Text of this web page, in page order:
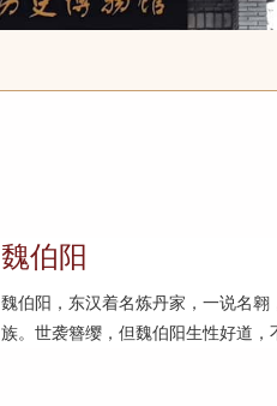
魏伯阳
魏伯阳，东汉着名炼丹家，一说名
族。世袭簪缨，但魏伯阳生性好道，